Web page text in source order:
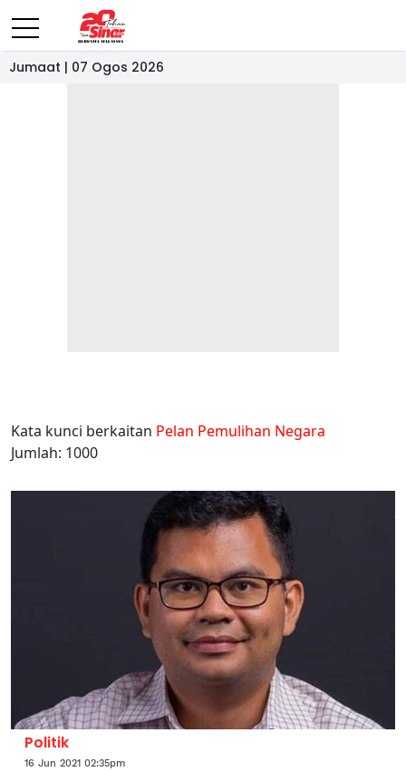
Jumaat | 07 Ogos 2026
Kata kunci berkaitan Pelan Pemulihan Negara
Jumlah: 1000
Politik
16 Jun 2021 02:35pm